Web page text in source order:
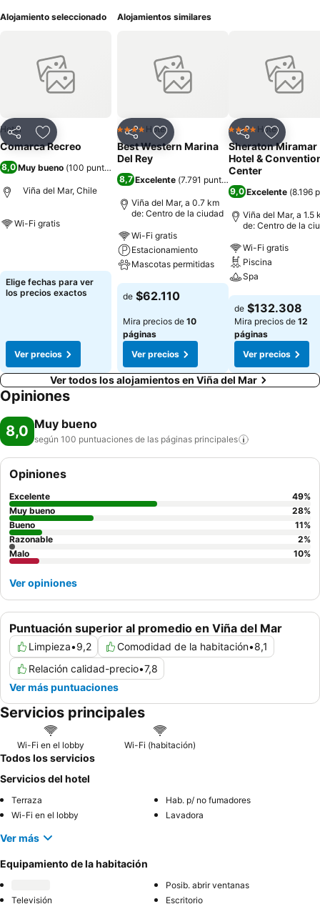
colores vivos y amplias terrazas con vistas al mar. A menos de un
Palacio Vergara queda a poco más de tres kilómetros. El servicio de
cafetería se presta durante el día, en el que se sirve un desayuno
con productos frescos y naturales. Además, los apartamentos
eléctrico. El restaurante Little Bro Pizza se encuentra a un minuto
andando.
Alojamiento seleccionado
CompartirAgregar a favoritos
Hotel
Comarca Recreo
8,0 Muy bueno (100 puntuaciones
Viña del Mar, Chile
Wi-Fi gratis
Elige fechas para ver
los precios exactos
Ver precios
Alojamientos similares
CompartirAgregar a favoritos
4 EstrellasHotel
Best Western Marina
Del Rey
8,7 Excelente (7.791 puntuaciones
Viña del Mar, a 0.7 km
de: Centro de la ciudad
Wi-Fi gratis
Estacionamiento
Mascotas permitidas
Ver precios
de $62.110
Mira precios de 10
páginas
Ver precios
CompartirAgregar
4 EstrellasHotel
Sheraton Miramar
Hotel &
Center
9,0 Excelente (8.196
Viña del Mar, a 1.5
de: Centro de la
Wi-Fi gratis
Piscina
Spa
Ver precios
de $132.308
Mira precios de 12
páginas
Ver precios
Ver todos los alojamientos en Viña del Mar
Opiniones
8,0 Muy bueno
según 100 puntuaciones de las páginas principales
Puntuación superior al promedio en Viña del Mar
Limpieza•9,2 Comodidad de la habitación•8,1
Relación calidad-precio•7,8
Ver más puntuaciones
Opiniones
Excelente 49%
Muy bueno
28%
Bueno
11%
Razonable
2%
Malo
10%
Ver opiniones
Servicios principales
Wi-Fi en el lobby Wi-Fi (habitación)
Todos los servicios
Servicios del hotel
Terraza
Hab. p/ no fumadores
Wi-Fi en el lobby
Lavadora
Ver más
Equipamiento de la habitación
Posib. abrir ventanas
Televisión
Escritorio